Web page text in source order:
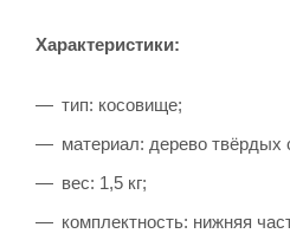
тип: косовище;
материал: дерево твёрдых
вес: 1,5 кг;
комплектность: нижняя